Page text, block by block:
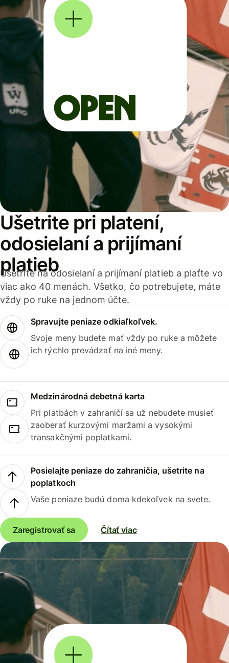
Ušetrite pri platení,
odosielaní a prijímaní
platieb
Ušetrite na odosielaní a prijímaní platieb a plaťte vo
viac ako 40 menách. Všetko, čo potrebujete, máte
vždy po ruke na jednom účte.
Spravujte peniaze odkiaľkoľvek.
Svoje meny budete mať vždy po ruke a môžete
ich rýchlo prevádzať na iné meny.
Medzinárodná debetná karta
Pri platbách v zahraničí sa už nebudete musieť
zaoberať kurzovými maržami a vysokými
transakčnými poplatkami.
Posielajte peniaze do zahraničia, ušetrite na
poplatkoch
Vaše peniaze budú doma kdekoľvek na svete.
Zaregistrovať sa Čítať viac